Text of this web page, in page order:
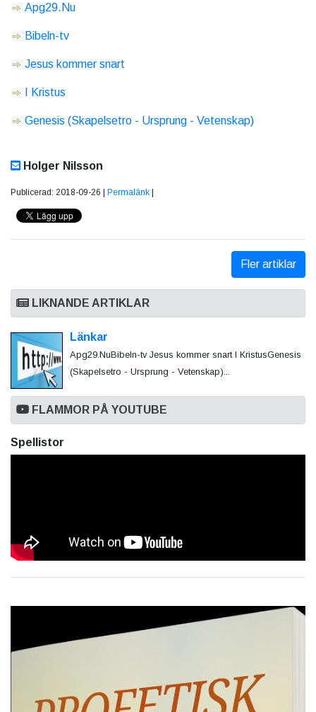
Apg29.Nu
Bibeln-tv
Jesus kommer snart
I Kristus
Genesis (Skapelsetro - Ursprung - Vetenskap)
Holger Nilsson
Publicerad: 2018-09-26 | Permalänk |
Fler artiklar
LIKNANDE ARTIKLAR
Länkar
Apg29.NuBibeln-tv Jesus kommer snart I KristusGenesis
(Skapelsetro - Ursprung - Vetenskap)...
FLAMMOR PÅ YOUTUBE
Spellistor